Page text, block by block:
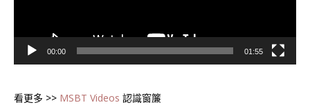
00:00 01:55
看更多 >> MSBT Videos 認識窗簾